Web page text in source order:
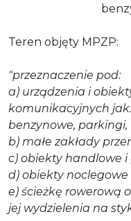
Teren objęty MPZP:
"przeznaczenie pod:
a) urządzenia i
komunikacyjnych jak:
benzynowe, parkingi,
b) małe zakłady
c) obiekty handlowe
d) obiekty noclegowe
e) ścieżkę rowerową
jej wydzielenia na